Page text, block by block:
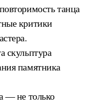
танца
критики
скульптура
памятника
— не только